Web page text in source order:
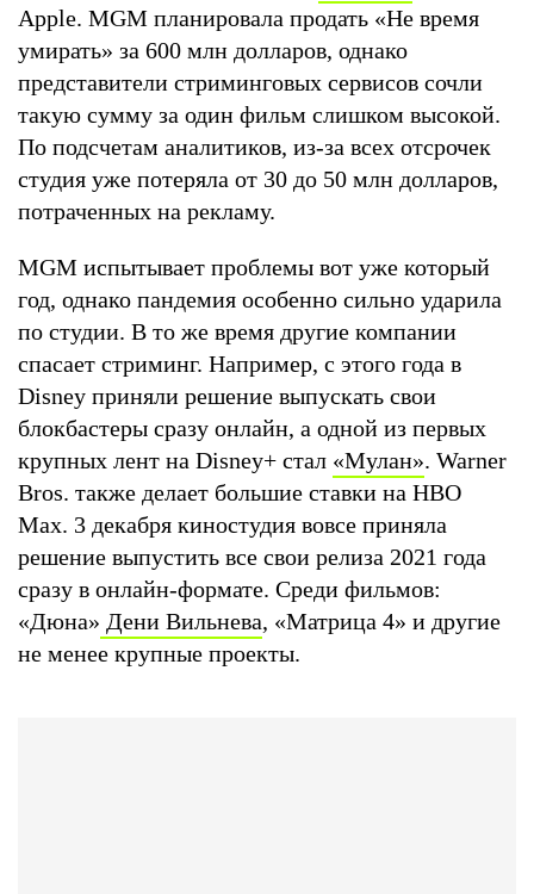
Apple. MGM планировала продать «Не время
умирать» за 600 млн долларов, однако
представители стриминговых сервисов сочли
такую сумму за один фильм слишком высокой.
По подсчетам аналитиков, из-за всех отсрочек
студия уже потеряла от 30 до 50 млн долларов,
потраченных на рекламу.
MGM испытывает проблемы вот уже который
год, однако пандемия особенно сильно ударила
по студии. В то же время другие компании
спасает стриминг. Например, с этого года в
Disney приняли решение выпускать свои
блокбастеры сразу онлайн, а одной из первых
крупных лент на Disney+ стал «Мулан». Warner
Bros. также делает большие ставки на HBO
Max. 3 декабря киностудия вовсе приняла
решение выпустить все свои релиза 2021 года
сразу в онлайн-формате. Среди фильмов:
«Дюна» Дени Вильнева, «Матрица 4» и другие
не менее крупные проекты.